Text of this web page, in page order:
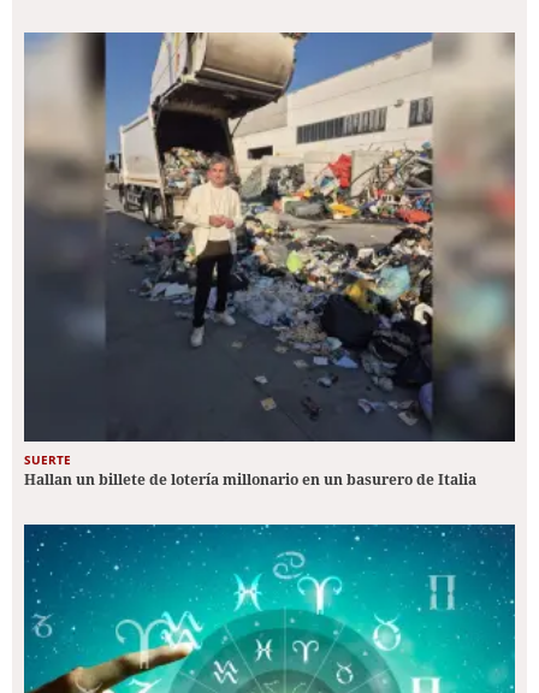
SUERTE
Hallan un billete de lotería millonario en un basurero de Italia